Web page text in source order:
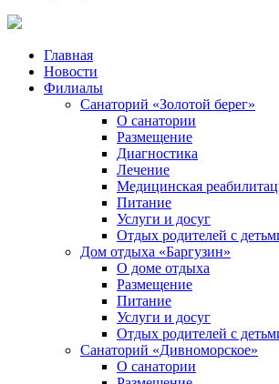
Главная
Новости
Филиалы
Санаторий «Золотой берег»
О санатории
Размещение
Диагностика
Лечение
Медицинская
Питание
Услуги и досуг
Отдых родителей с
Дом отдыха «Баргузин»
О доме отдыха
Размещение
Питание
Услуги и досуг
Отдых родителей с
Санаторий «Дивноморское»
О санатории